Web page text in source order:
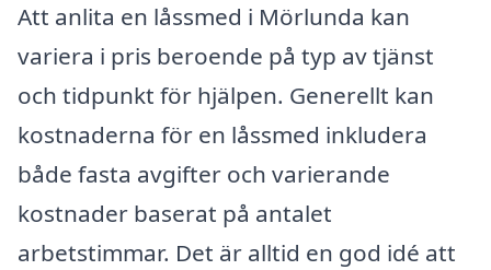
Att anlita en låssmed i Mörlunda kan
variera i pris beroende på typ av tjänst
och tidpunkt för hjälpen. Generellt kan
kostnaderna för en låssmed inkludera
både fasta avgifter och varierande
kostnader baserat på antalet
arbetstimmar. Det är alltid en god idé att